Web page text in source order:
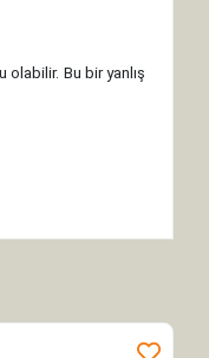
Bu bir yanlış